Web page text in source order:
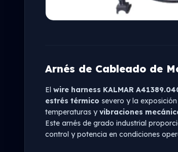
Arnés de Cableado de
El wire harness KALMAR
estrés térmico severo y la
temperaturas yvibraciones
Este arnés de grado industrial
control y potencia en condiciones